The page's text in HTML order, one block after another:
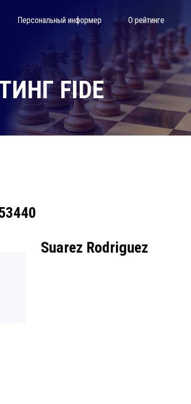
Персональный информер О рейтинге
FIDE
Suarez Rodriguez